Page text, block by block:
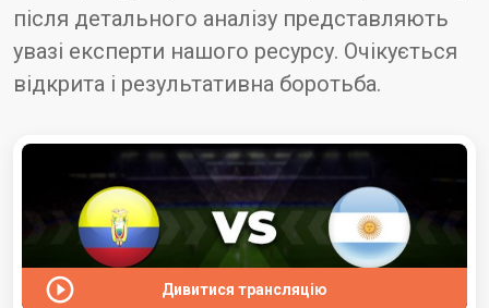
після детального аналізу представляють
увазі експерти нашого ресурсу. Очікується
відкрита і результативна боротьба.
Дивитися трансляцію